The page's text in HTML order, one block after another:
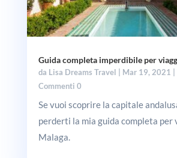
Guida completa imperdibile per
da Lisa Dreams Travel Mar 19, 2021
Commenti 0
Se vuoi scoprire la capitale
perderti la mia guida completa per
Malaga.